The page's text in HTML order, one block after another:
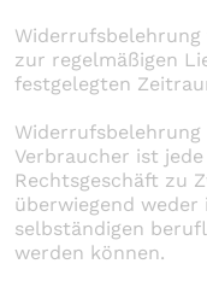
zur regelmäßigen
festgelegten
Widerrufsbelehrung
Verbraucher ist
Rechtsgeschäft zu
überwiegend
selbständigen
werden können.